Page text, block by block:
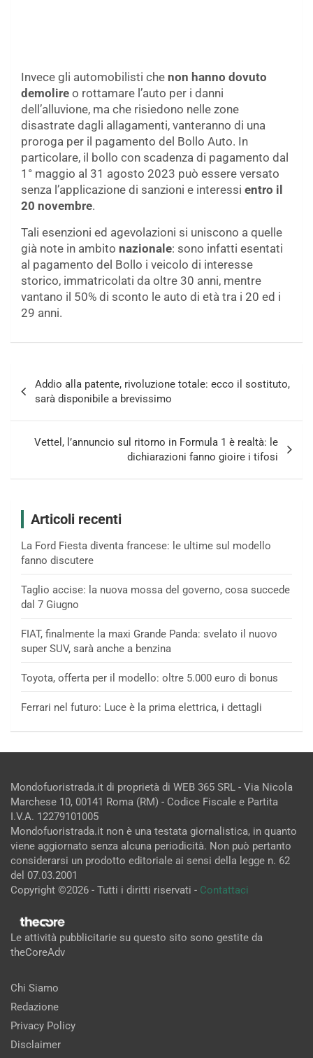
Invece gli automobilisti che non hanno dovuto
demolire o rottamare l’auto per i danni
dell’alluvione, ma che risiedono nelle zone
disastrate dagli allagamenti, vanteranno di una
proroga per il pagamento del Bollo Auto. In
particolare, il bollo con scadenza di pagamento dal
1° maggio al 31 agosto 2023 può essere versato
senza l’applicazione di sanzioni e interessi entro il
20 novembre.
Tali esenzioni ed agevolazioni si uniscono a quelle
già note in ambito nazionale: sono infatti esentati
al pagamento del Bollo i veicolo di interesse
storico, immatricolati da oltre 30 anni, mentre
vantano il 50% di sconto le auto di età tra i 20 ed i
29 anni.
articoli
Addio alla patente, rivoluzione totale: ecco il sostituto,
sarà disponibile a brevissimo
Vettel, l’annuncio sul ritorno in Formula 1 è realtà: le
dichiarazioni fanno gioire i tifosi
Articoli recenti
La Ford Fiesta diventa francese: le ultime sul modello
fanno discutere
Taglio accise: la nuova mossa del governo, cosa succede
dal 7 Giugno
FIAT, finalmente la maxi Grande Panda: svelato il nuovo
super SUV, sarà anche a benzina
Toyota, offerta per il modello: oltre 5.000 euro di bonus
Ferrari nel futuro: Luce è la prima elettrica, i dettagli
Mondofuoristrada.it di proprietà di WEB 365 SRL - Via Nicola
Marchese 10, 00141 Roma (RM) - Codice Fiscale e Partita
I.V.A. 12279101005
Mondofuoristrada.it non è una testata giornalistica, in quanto
viene aggiornato senza alcuna periodicità. Non può pertanto
considerarsi un prodotto editoriale ai sensi della legge n. 62
del 07.03.2001
Copyright ©2026 - Tutti i diritti riservati - Contattaci
Le attività pubblicitarie su questo sito sono gestite da
theCoreAdv
Chi Siamo
Redazione
Privacy Policy
Disclaimer